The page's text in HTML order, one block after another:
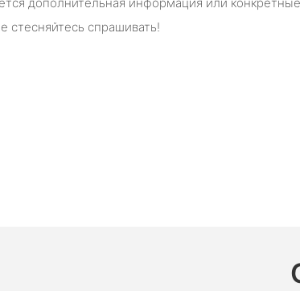
стесняйтесь спрашивать!